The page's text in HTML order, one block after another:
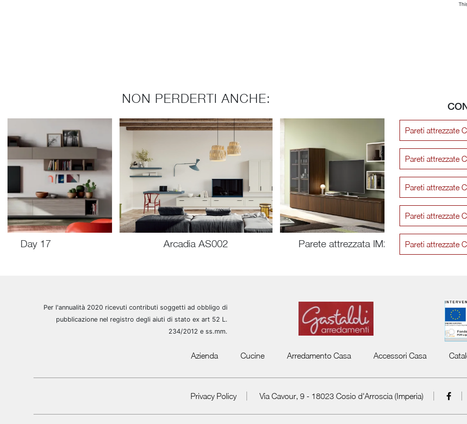
NON PERDERTI ANCHE:
Day 17 Arcadia AS002 Parete attrezzata IM20 L21
Pareti attrezzate
Pareti attrezzate
Pareti attrezzate
Pareti attrezzate
Pareti attrezzate
Per l'annualità 2020 ricevuti contributi soggetti ad obbligo di
pubblicazione nel registro degli aiuti di stato ex art 52 L.
234/2012 e ss.mm.
Azienda Cucine Arredamento Casa Accessori Casa
Privacy Policy Via Cavour, 9 - 18023 Cosio d'Arroscia (Imperia)